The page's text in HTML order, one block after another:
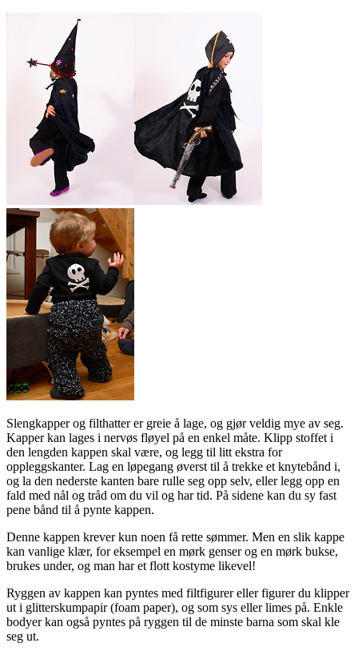
Slengkapper og filthatter er greie å lage, og gjør veldig mye av seg.
Kapper kan lages i nervøs fløyel på en enkel måte. Klipp stoffet i
den lengden kappen skal være, og legg til litt ekstra for
oppleggskanter. Lag en løpegang øverst til å trekke et knytebånd i,
og la den nederste kanten bare rulle seg opp selv, eller legg opp en
fald med nål og tråd om du vil og har tid. På sidene kan du sy fast
pene bånd til å pynte kappen.
Denne kappen krever kun noen få rette sømmer. Men en slik kappe
kan vanlige klær, for eksempel en mørk genser og en mørk bukse,
brukes under, og man har et flott kostyme likevel!
Ryggen av kappen kan pyntes med filtfigurer eller figurer du klipper
ut i glitterskumpapir (foam paper), og som sys eller limes på. Enkle
bodyer kan også pyntes på ryggen til de minste barna som skal kle
seg ut.